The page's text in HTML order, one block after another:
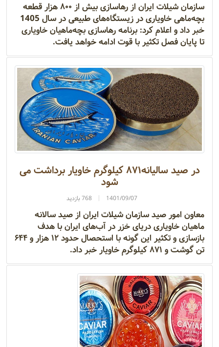
سازمان شیلات ایران از رهاسازی بیش از ۸۰۰ هزار قطعه
بچه‌ماهی خاویاری در زیستگاه‌های طبیعی در سال 1405
خبر داد و اعلام کرد: برنامه رهاسازی بچه‌ماهیان خاویاری
تا پایان فصل تکثیر با قوت ادامه خواهد یافت.
در صید سالیانه۸۷۱ کیلوگرم خاویار برداشت می
شود
1401/09/07 768 بازدید
معاون امور صید سازمان شیلات ایران از صید سالانه
ماهیان خاویاری دریای خزر در آب‌های ایران با هدف
بازسازی و تکثیر این گونه با استحصال حدود ۱۲ هزار و ۶۴۴
تن گوشت و ۸۷۱ کیلوگرم خاویار خبر داد.